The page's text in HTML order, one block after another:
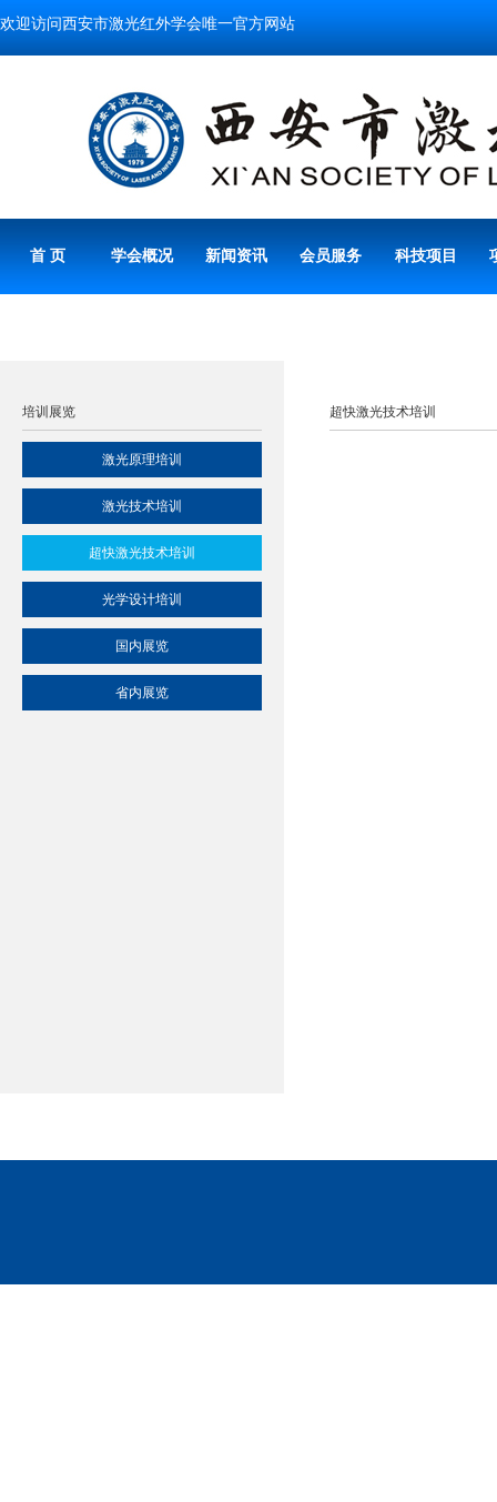
欢迎访问西安市激光红外学会唯一官方网站
首 页 学会概况 新闻资讯 会员服务 科技项目
培训展览
激光原理培训
激光技术培训
超快激光技术培训
光学设计培训
国内展览
省内展览
超快激光技术培训